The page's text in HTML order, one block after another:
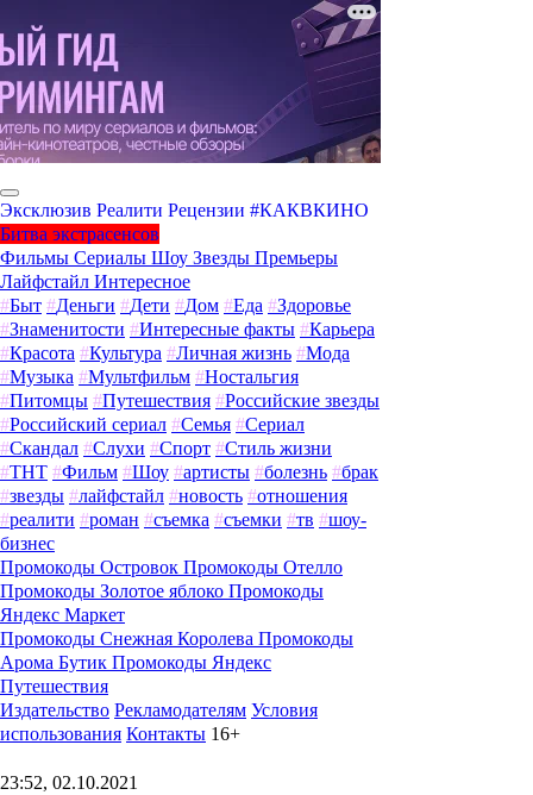
Эксклюзив Реалити Рецензии #КАКВКИНО
Битва экстрасенсов
Фильмы Сериалы Шоу Звезды Премьеры
Лайфстайл Интересное
#Быт #Деньги #Дети #Дом #Еда #Здоровье
#Знаменитости #Интересные факты #Карьера
#Красота #Культура #Личная жизнь #Мода
#Музыка #Мультфильм #Ностальгия
#Питомцы #Путешествия #Российские звезды
#Российский сериал #Семья #Сериал
#Скандал #Слухи #Спорт #Стиль жизни
#ТНТ #Фильм #Шоу #артисты #болезнь #брак
#звезды #лайфстайл #новость #отношения
#реалити #роман #съемка #съемки #тв #шоу-
бизнес
Промокоды Островок Промокоды Отелло
Промокоды Золотое яблоко Промокоды
Яндекс Маркет
Промокоды Снежная Королева Промокоды
Арома Бутик Промокоды Яндекс
Путешествия
Издательство Рекламодателям Условия
использования Контакты 16+
23:52, 02.10.2021